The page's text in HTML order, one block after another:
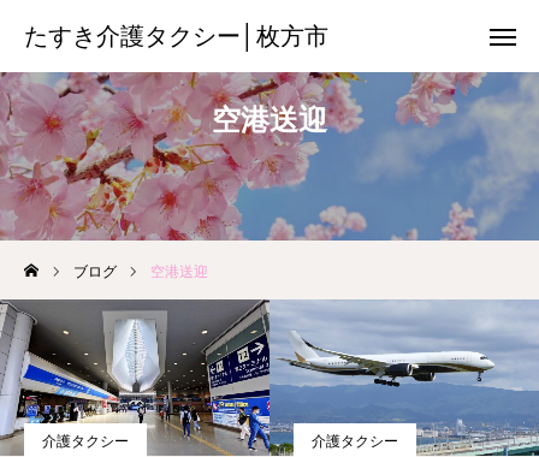
たすき介護タクシー│枚方市
空港送迎
ブログ 空港送迎
介護タクシー 介護タクシー
たすき介護タクシー│枚方市
08085017013
チ ラ シ
搬 送 機 材
空港送迎サービス
保 険 外 サ ー ビ ス